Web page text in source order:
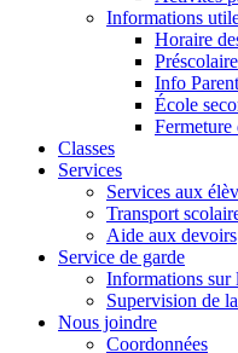
Informations
Horaire
Préscolaire
Info
École
Fermeture
Classes
Services
Services aux
Transport
Aide aux devoirs
Service de garde
Informations sur
Supervision de
Nous joindre
Coordonnées